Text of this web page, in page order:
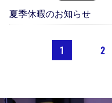
夏季休暇のお知らせ
1 2